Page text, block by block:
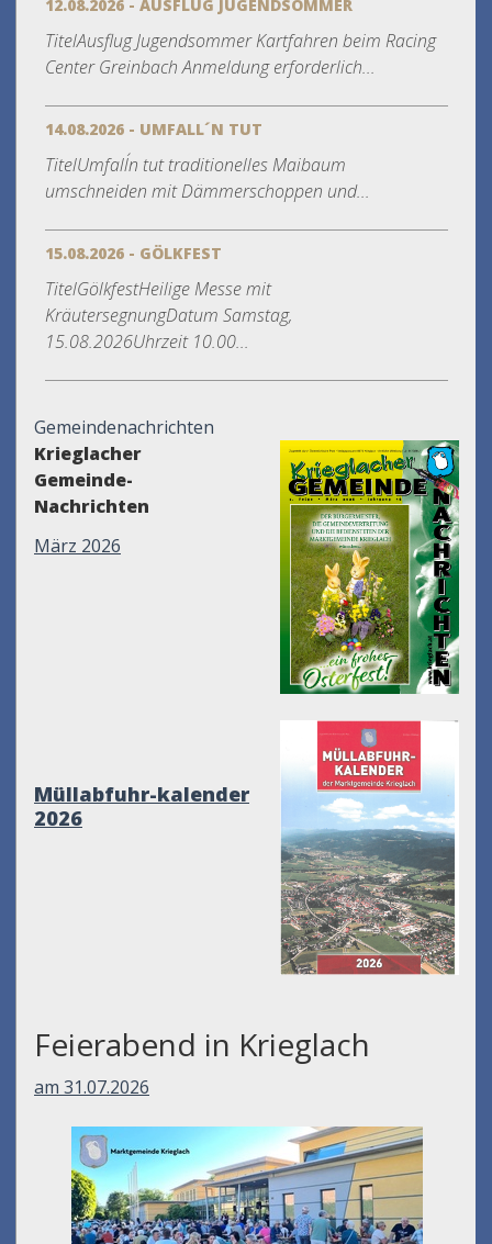
12.08.2026 - AUSFLUG JUGENDSOMMER
TitelAusflug Jugendsommer Kartfahren beim Racing
Center Greinbach Anmeldung erforderlich...
14.08.2026 - UMFALL´N TUT
TitelUmfall´n tut traditionelles Maibaum
umschneiden mit Dämmerschoppen und...
15.08.2026 - GÖLKFEST
TitelGölkfestHeilige Messe mit
KräutersegnungDatum Samstag,
15.08.2026Uhrzeit 10.00...
Gemeindenachrichten
Krieglacher
Gemeinde-
Nachrichten
März 2026
Müllabfuhr-kalender
2026
Feierabend in Krieglach
am 31.07.2026